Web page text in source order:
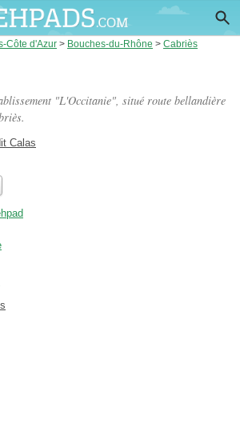
Côte d'Azur > Bouches-du-Rhône > Cabriès
"L'Occitanie", situé route bellandière
Calas